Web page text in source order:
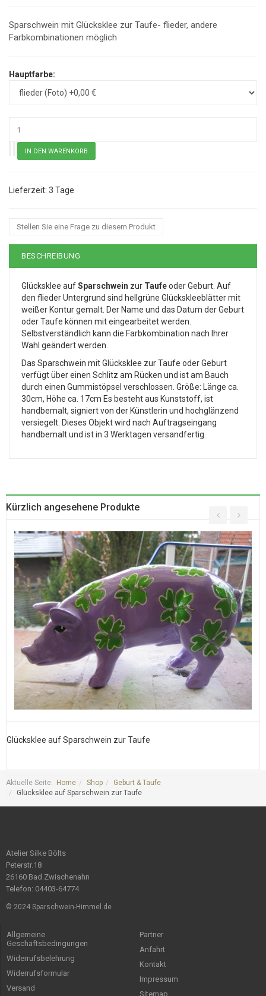
Sparschwein mit Glücksklee zur Taufe- flieder, andere
Farbkombinationen möglich
Hauptfarbe:
3 Tage
Stellen Sie eine Frage zu diesem Produkt
BESCHREIBUNG
Glücksklee aufSparschwein zur Taufeoder Geburt. Auf
den flieder Untergrund sind hellgrüne Glückskleeblätter mit
weißer Kontur gemalt. Der Name und das Datum der Geburt
oder Taufe können mit eingearbeitet werden.
Selbstverständlich kann die Farbkombination nach Ihrer
Wahl geändert werden.
Das Sparschwein mit Glücksklee zur Taufe oder Geburt
verfügt über einen Schlitz am Rücken und ist am Bauch
durch einen Gummistöpsel verschlossen. Größe: Länge ca.
30cm, Höhe ca. 17cm Es besteht aus Kunststoff, ist
handbemalt, signiert von der Künstlerin und hochglänzend
versiegelt. Dieses Objekt wird nach Auftragseingang
handbemalt und ist in 3 Werktagen versandfertig.
Kürzlich angesehene Produkte
Glücksklee auf Sparschwein zur Taufe
Aktuelle Seite: Home Shop
Geburt & Taufe
Glücksklee auf Sparschwein zur Taufe
Atelier Silke Bölts
Peterstr.18
26160 Bad Zwischenahn
Telefon: 04403-64774
© 2024 Sparschwein-Himmel.de
Allgemeine
Geschäftsbedingungen
Widerrufsbelehrung
Widerrufsformular
Versand
Partner
Anfahrt
Kontakt
Impressum
Sitemap